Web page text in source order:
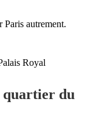
Paris autrement.
quartier du